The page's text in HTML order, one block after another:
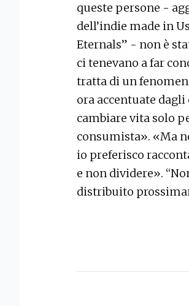
queste persone -
dell’indie made in
Eternals” - non è
ci tenevano a far
tratta di un
ora accentuate
cambiare vita solo
consumista». «Ma
io preferisco
e non dividere».
distribuito